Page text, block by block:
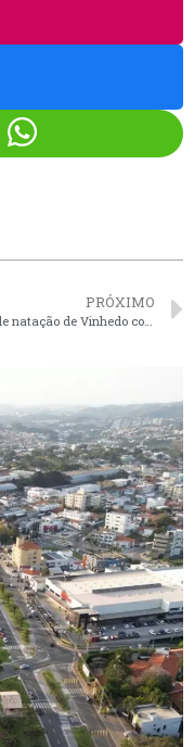
PRÓXIMO
Equipe de natação de Vinhedo conquista 15 medalhas em competição regional